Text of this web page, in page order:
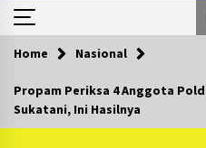
Trending Now
Posko Mudik
Home Nasional
Propam Periksa 4 Anggota
Sukatani, Ini Hasilnya